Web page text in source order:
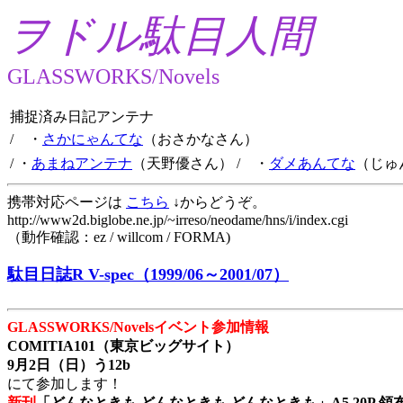
ヲドル駄目人間
GLASSWORKS/Novels
捕捉済み日記アンテナ
/ ・ さかにゃんてな （おさかなさん）
/ ・ あまねアンテナ （天野優さん） / ・ ダメあんてな （じ
携帯対応ページは こちら ↓からどうぞ。
http://www2d.biglobe.ne.jp/~irreso/neodame/hns/i/index.cgi
（動作確認：ez / willcom / FORMA)
駄目日誌R V-spec（1999/06～2001/07）
GLASSWORKS/Novelsイベント参加情報
COMITIA101（東京ビッグサイト）
9月2日（日）う12b
にて参加します！